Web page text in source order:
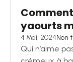
yaourts
4 Mai, 2024Non
Qui n’aime